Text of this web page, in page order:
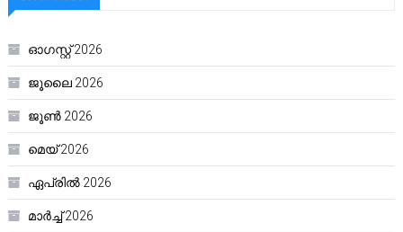
ഓഗസ്റ്റ്‌ 2026
ജൂലൈ 2026
ജൂൺ 2026
മെയ്‌ 2026
ഏപ്രിൽ 2026
മാർച്ച്‌ 2026